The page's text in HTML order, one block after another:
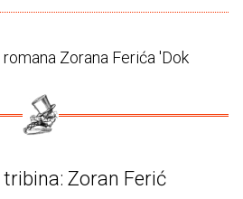
Zorana Ferića 'Dok
Zoran Ferić